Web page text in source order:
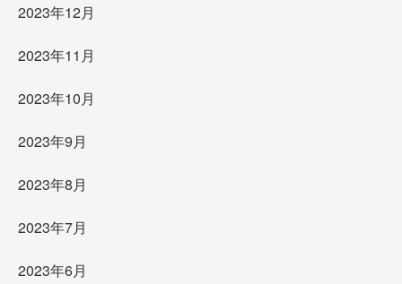
2023年12月
2023年11月
2023年10月
2023年9月
2023年8月
2023年7月
2023年6月